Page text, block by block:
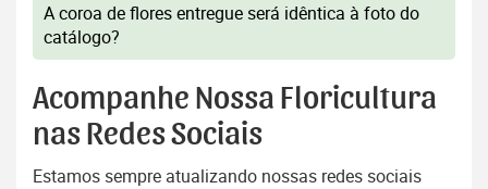
A coroa de flores entregue será idêntica à foto do
catálogo?
Acompanhe Nossa Floricultura
nas Redes Sociais
Estamos sempre atualizando nossas redes sociais